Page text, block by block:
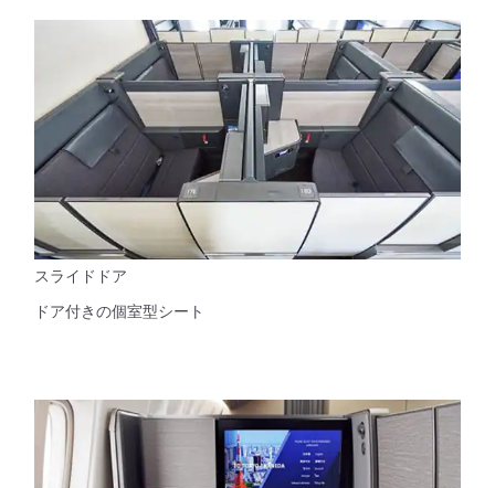
スライドドア
ドア付きの個室型シート